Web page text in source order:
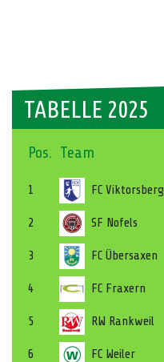
TABELLE 2025
Pos. Team
1 FC Viktorsberg
2 SF Nofels
3 FC Übersaxen
4 FC Fraxern
5 RW Rankweil
6 FC Weiler